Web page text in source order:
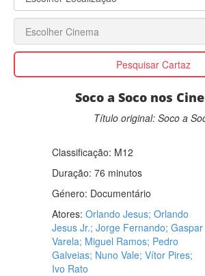
Pesquisar Cartaz
Soco a Soco nos
Título original: Soco a
Classificação: M12
Duração: 76 minutos
Género: Documentário
Atores: Orlando Jesus; Orlando
Jesus Jr.; Jorge Fernando; Gaspar
Varela; Miguel Ramos; Pedro
Galveias; Nuno Vale; Vítor Pires;
Ivo Rato